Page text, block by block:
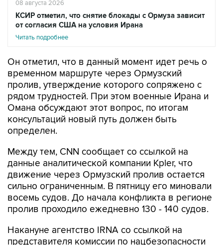
08 августа 2026
КСИР отметил, что снятие блокады с Ормуза зависит
от согласия США на условия Ирана
Читать подробнее
Он отметил, что в данный момент идет речь о
временном маршруте через Ормузский
пролив, утверждение которого сопряжено с
рядом трудностей. При этом военные Ирана и
Омана обсуждают этот вопрос, по итогам
консультаций новый путь должен быть
определен.
Между тем, CNN сообщает со ссылкой на
данные аналитической компании Kpler, что
движение через Ормузский пролив остается
сильно ограниченным. В пятницу его миновали
восемь судов. До начала конфликта в регионе
пролив проходило ежедневно 130 - 140 судов.
Накануне агентство IRNA со ссылкой на
представителя комиссии по нацбезопасности